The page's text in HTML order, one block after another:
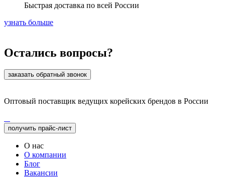
Быстрая доставка по всей России
узнать больше
Остались вопросы?
заказать обратный звонок
Оптовый поставщик ведущих корейских брендов в России
получить прайс-лист
О нас
О компании
Блог
Вакансии